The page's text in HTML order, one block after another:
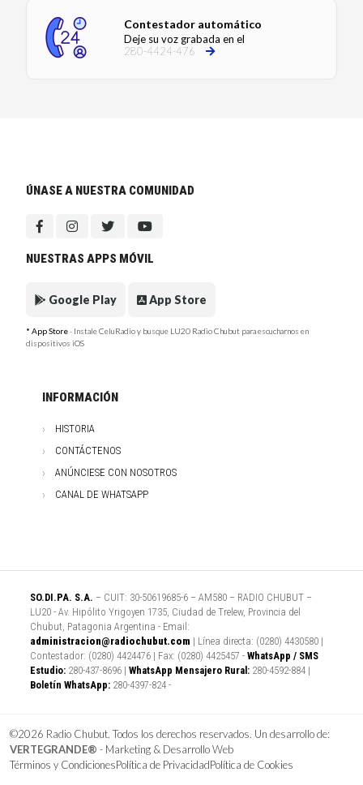
Contestador automático
Deje su voz grabada en el
280-4424-476
ÚNASE A NUESTRA COMUNIDAD
NUESTRAS APPS MÓVIL
Google Play App Store
* App Store- Instale CeluRadio y busque LU20 Radio Chubut para escucharnos en
dispositivos iOS
INFORMACIÓN
HISTORIA
CONTÁCTENOS
ANÚNCIESE CON NOSOTROS
CANAL DE WHATSAPP
SO.DI.PA. S.A. – CUIT: 30-50619685-6 – AM580 – RADIO CHUBUT –
LU20 - Av. Hipólito Yrigoyen 1735, Ciudad de Trelew, Provincia del
Chubut, Patagonia Argentina - Email:
administracion@radiochubut.com | Línea directa: (0280) 4430580 |
Contestador: (0280) 4424476 | Fax: (0280) 4425457 - WhatsApp / SMS
Estudio: 280-437-8696 | WhatsApp Mensajero Rural: 280-4592-884 |
Boletín WhatsApp: 280-4397-824 -
©2026 Radio Chubut. Todos los derechos reservados. Un desarrollo de:
VERTEGRANDE® - Marketing & Desarrollo Web
Términos y CondicionesPolítica de PrivacidadPolítica de Cookies